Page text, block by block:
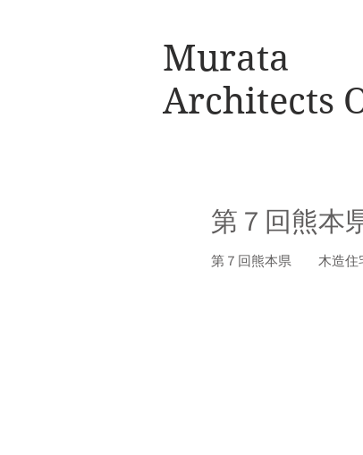
Murata
Architects
第７回熊
第７回熊本県 木造住